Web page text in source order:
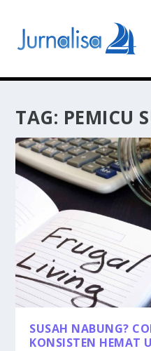
TAG: PEMICU
SUSAH NABUNG?
KONSISTEN HEMAT